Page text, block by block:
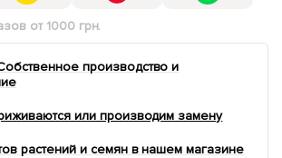
от 1000 грн.
производство и
или производим замену
растений и семян в нашем магазине